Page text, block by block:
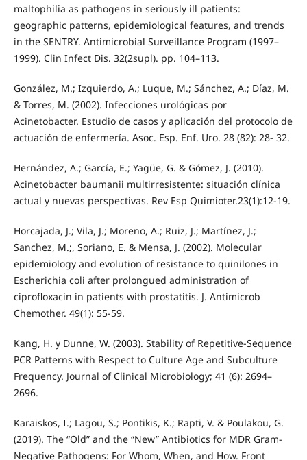
maltophilia as pathogens in seriously ill patients:
geographic patterns, epidemiological features, and trends
in the SENTRY. Antimicrobial Surveillance Program (1997–
1999). Clin Infect Dis. 32(2supl). pp. 104–113.
González, M.; Izquierdo, A.; Luque, M.; Sánchez, A.; Díaz, M.
& Torres, M. (2002). Infecciones urológicas por
Acinetobacter. Estudio de casos y aplicación del protocolo de
actuación de enfermería. Asoc. Esp. Enf. Uro. 28 (82): 28- 32.
Hernández, A.; García, E.; Yagüe, G. & Gómez, J. (2010).
Acinetobacter baumanii multirresistente: situación clínica
actual y nuevas perspectivas. Rev Esp Quimioter.23(1):12-19.
Horcajada, J.; Vila, J.; Moreno, A.; Ruiz, J.; Martínez, J.;
Sanchez, M.;, Soriano, E. & Mensa, J. (2002). Molecular
epidemiology and evolution of resistance to quinilones in
Escherichia coli after prolongued administration of
ciprofloxacin in patients with prostatitis. J. Antimicrob
Chemother. 49(1): 55-59.
Kang, H. y Dunne, W. (2003). Stability of Repetitive-Sequence
PCR Patterns with Respect to Culture Age and Subculture
Frequency. Journal of Clinical Microbiology; 41 (6): 2694–
2696.
Karaiskos, I.; Lagou, S.; Pontikis, K.; Rapti, V. & Poulakou, G.
(2019). The “Old” and the “New” Antibiotics for MDR Gram-
Negative Pathogens: For Whom, When, and How. Front